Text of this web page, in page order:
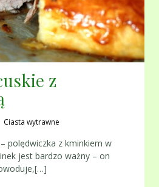
z
Ciasta wytrawne
polędwiczka z kminkiem w
jest bardzo ważny – on